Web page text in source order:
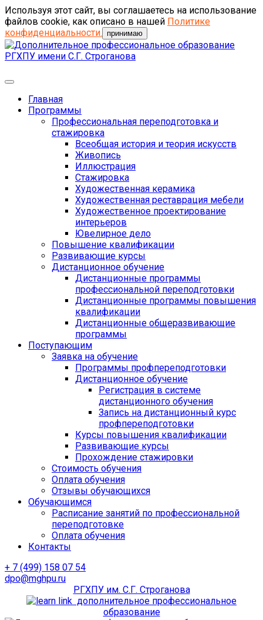
Используя этот сайт, вы соглашаетесь на использование
файлов cookie, как описано в нашей Политике
конфиденциальности.
принимаю
Главная
Программы
Профессиональная переподготовка и
стажировка
Всеобщая история и теория искусств
Живопись
Иллюстрация
Стажировка
Художественная керамика
Художественная реставрация мебели
Художественное проектирование
интерьеров
Ювелирное дело
Повышение квалификации
Развивающие курсы
Дистанционное обучение
Дистанционные программы
профессиональной переподготовки
Дистанционные программы повышения
квалификации
Дистанционные общеразвивающие
программы
Поступающим
Заявка на обучение
Программы профпереподготовки
Дистанционное обучение
Регистрация в системе
дистанционного обучения
Запись на дистанционный курс
профпереподготовки
Курсы повышения квалификации
Развивающие курсы
Прохождение стажировки
Стоимость обучения
Оплата обучения
Отзывы обучающихся
Обучающимся
Расписание занятий по профессиональной
переподготовке
Оплата обучения
Контакты
+ 7 (499) 158 07 54
dpo@mghpu.ru
РГХПУ им. С.Г. Строганова
дополнительное профессиональное
образование